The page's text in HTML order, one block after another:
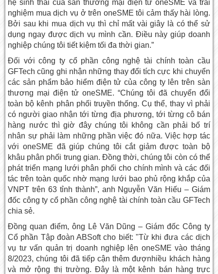
hệ sinh thái của sàn thương mại điện tử oneSME và trải
nghiệm mua dịch vụ ở trên oneSME tôi cảm thấy hài lòng.
Bởi sau khi mua dịch vụ thì chỉ mất vài giây là có thể sử
dụng ngay được dịch vụ mình cần. Điều này giúp doanh
nghiệp chúng tôi tiết kiệm tối đa thời gian.”
Đối với công ty cổ phần công nghệ tài chính toàn cầu
GFTech cũng ghi nhận những thay đổi tích cực khi chuyển
các sản phẩm bảo hiểm điện tử của công ty lên trên sàn
thương mại điện tử oneSME. “Chúng tôi đã chuyển đổi
toàn bộ kênh phân phối truyền thống. Cụ thể, thay vì phải
có người giao nhận tới từng địa phương, tới từng cô bán
hàng nước thì giờ đây chúng tôi không cần phải bố trí
nhân sự phải làm những phần việc đó nữa. Việc hợp tác
với oneSME đã giúp chúng tôi cắt giảm được toàn bộ
khâu phân phối trung gian. Đồng thời, chúng tôi còn có thể
phát triển mạng lưới phân phối cho chính mình và các đối
tác trên toàn quốc nhờ mạng lưới bao phủ rộng khắp của
VNPT trên 63 tỉnh thành”, anh Nguyễn Văn Hiếu – Giám
đốc công ty cổ phần công nghệ tài chính toàn cầu GFTech
chia sẻ.
Đồng quan điểm, ông Lê Văn Dũng – Giám đốc Công ty
Cổ phần Tập đoàn ABSoft cho biết: "Từ khi đưa các dịch
vụ tư vấn quản trị doanh nghiệp lên oneSME vào tháng
8/2023, chúng tôi đã tiếp cận thêm đượnhiều khách hàng
và mở rộng thị trường. Đây là một kênh bán hàng trực